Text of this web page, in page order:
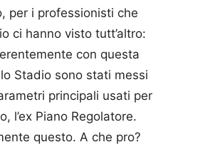
per i professionisti che
ci hanno visto tutt’altro:
con questa
Stadio sono stati messi
principali usati per
l’ex Piano Regolatore.
questo. A che pro?